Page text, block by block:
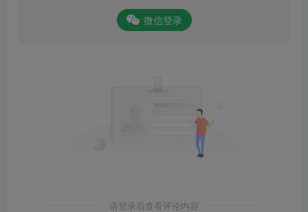
微信登录
请登录后查看评论内容